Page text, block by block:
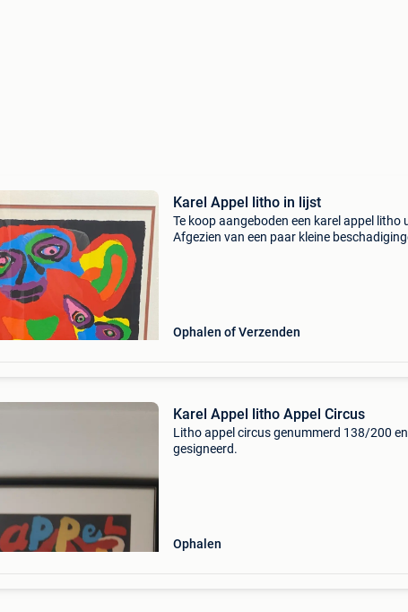
Karel Appel litho in lijst
Te koop aangeboden een karel appel litho
Afgezien van een paar kleine
Ophalen of Verzenden
Karel Appel litho Appel Circus
Litho appel circus genummerd 138/200 en
gesigneerd.
Ophalen